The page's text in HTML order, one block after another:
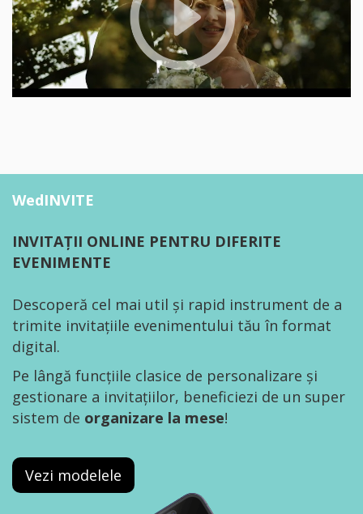
WedINVITE
INVITAȚII ONLINE PENTRU DIFERITE
EVENIMENTE
Descoperă cel mai util și rapid instrument de a
trimite invitațiile evenimentului tău în format
digital.
Pe lângă funcțiile clasice de personalizare și
gestionare a invitațiilor, beneficiezi de un super
sistem de organizare la mese!
Vezi modelele